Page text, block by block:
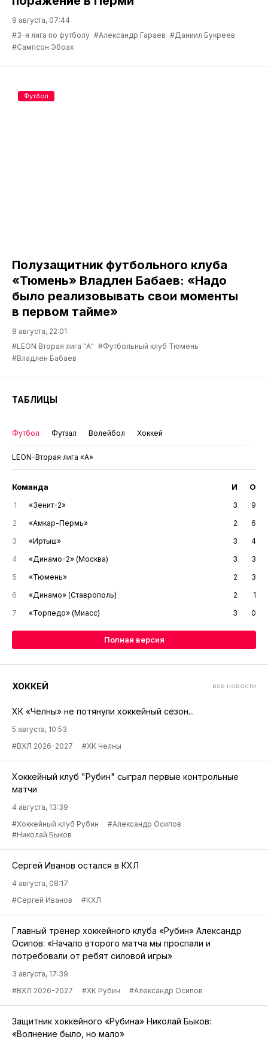
9 августа, 07:44
#3-я лига по футболу #Александр Гараев #Даниил Букреев
#Сампсон Эбоах
Полузащитник футбольного клуба
«Тюмень» Владлен Бабаев: «Надо
было реализовывать свои моменты
в первом тайме»
8 августа, 22:01
#LEON Вторая лига "А" #Футбольный клуб Тюмень
#Владлен Бабаев
Футбол
ТАБЛИЦЫ
Футбол Футзал Волейбол Хоккей
LEON-Вторая лига «А»
Команда И О
1 «Зенит-2» 3
9
2
«Амкар-Пермь» 2
6
3
«Иртыш» 3
4
4
«Динамо-2» (Москва) 3
3
5
«Тюмень» 2
3
6
«Динамо» (Ставрополь) 2
1
7
«Торпедо» (Миасс) 3 0
Полная версия
ХОККЕЙ все новости
ХК «Челны» не потянули хоккейный сезон...
5 августа, 10:53
#ВХЛ 2026-2027
#ХК Челны
Хоккейный клуб "Рубин" сыграл первые контрольные
матчи
4 августа, 13:39
#Хоккейный клуб Рубин
#Александр Осипов
#Николай Быков
Сергей Иванов остался в КХЛ
4 августа, 08:17
#Сергей Иванов
#КХЛ
Главный тренер хоккейного клуба «Рубин» Александр
Осипов: «Начало второго матча мы проспали и
потребовали от ребят силовой игры»
3 августа, 17:39
#ВХЛ 2026-2027
#ХК Рубин #Александр Осипов
Защитник хоккейного «Рубина» Николай Быков:
«Волнение было, но мало»